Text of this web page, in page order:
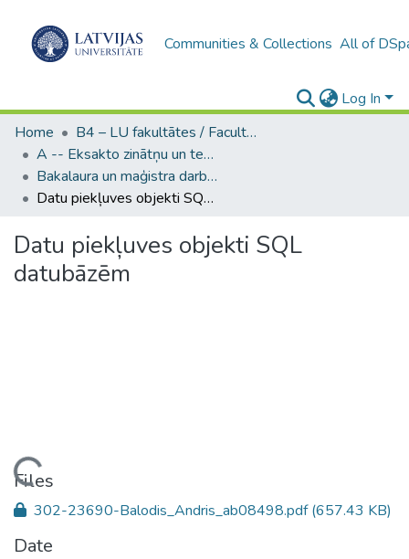
Communities & Collections All of
Log In
Home
B4 – LU fakultātes / Faculties of the UL
A -- Eksakto zinātņu un tehnoloģiju fakultāte / Faculty of Science and Technology
Bakalaura un maģistra darbi (EZTF) / Bachelor's and Master's theses
Datu piekļuves objekti SQL datubāzēm
Datu piekļuves objekti SQL
datubāzēm
Loading...
Files
302-23690-Balodis_Andris_ab08498.pdf(657.43 KB)
Date